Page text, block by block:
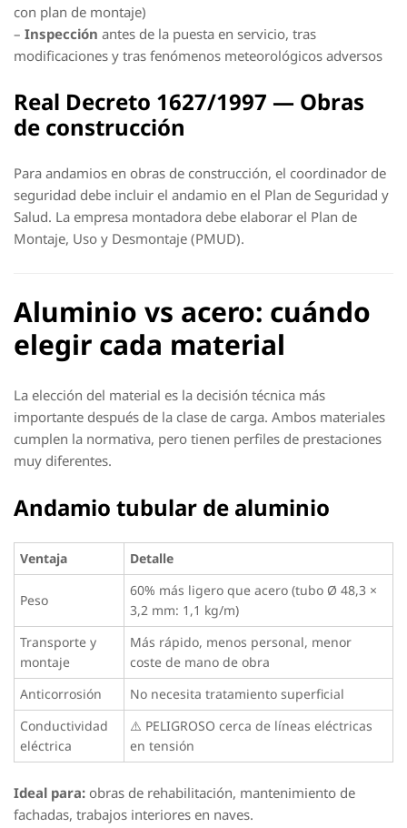
con plan de montaje)
– Inspección antes de la puesta en servicio, tras
modificaciones y tras fenómenos meteorológicos adversos
Real Decreto 1627/1997 — Obras
de construcción
Para andamios en obras de construcción, el coordinador de
seguridad debe incluir el andamio en el Plan de Seguridad y
Salud. La empresa montadora debe elaborar el Plan de
Montaje, Uso y Desmontaje (PMUD).
Aluminio vs acero: cuándo
elegir cada material
La elección del material es la decisión técnica más
importante después de la clase de carga. Ambos materiales
cumplen la normativa, pero tienen perfiles de prestaciones
muy diferentes.
Andamio tubular de aluminio
Ventaja Detalle
Peso
60% más ligero que acero (tubo Ø 48,3 ×
3,2 mm: 1,1 kg/m)
Transporte y
montaje
Más rápido, menos personal, menor
coste de mano de obra
Anticorrosión
No necesita tratamiento superficial
Conductividad
eléctrica
⚠️ PELIGROSO cerca de líneas eléctricas
en tensión
Ideal para: obras de rehabilitación, mantenimiento de
fachadas, trabajos interiores en naves.